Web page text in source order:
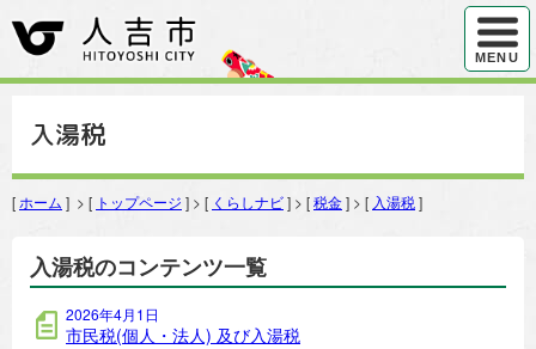
ハンバ
MENU
入湯税
[ ホーム ] > [ トップページ ] > [ くらしナビ] > [税金] > [ 入湯税 ]
入湯税のコンテンツ一覧
2026年4月1日
市民税(個人・法人) 及び入湯税